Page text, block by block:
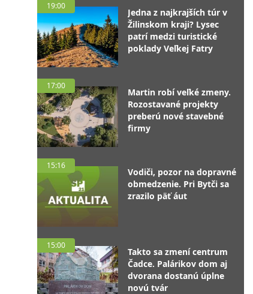
19:00
Jedna z najkrajších túr v
Žilinskom kraji? Lysec
patrí medzi turistické
poklady Veľkej Fatry
17:00
Martin robí veľké zmeny.
Rozostavané projekty
preberú nové stavebné
firmy
15:16
Vodiči, pozor na dopravné
obmedzenie. Pri Bytči sa
zrazilo päť áut
15:00
Takto sa zmení centrum
Čadce. Palárikov dom aj
dvorana dostanú úplne
novú tvár